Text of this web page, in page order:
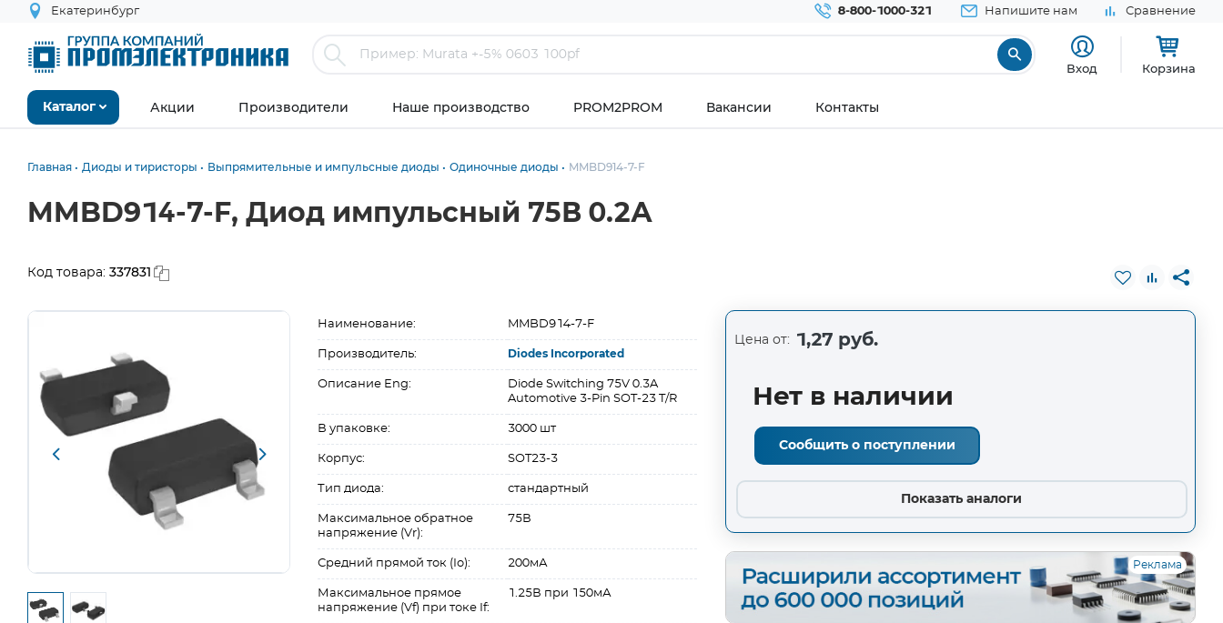
Екатеринбург 8-800-1000-321 Напишите нам Сравнение
Вход Корзина
Каталог Акции Производители Наше производство PROM2PROM Вакансии Контакты
Главная Диоды и тиристоры Выпрямительные и импульсные диоды Одиночные диоды MMBD914-7-F
MMBD914-7-F, Диод импульсный 75В 0.2А
Код товара: 337831
Наименование: MMBD914-7-F
Производитель: Diodes Incorporated
Описание Eng:
Diode Switching 75V 0.3A
Automotive 3-Pin SOT-23 T/R
В упаковке: 3000 шт
Корпус: SOT23-3
Тип диода: стандартный
Максимальное обратное
напряжение (Vr):
75В
Средний прямой ток (Io): 200мА
Максимальное прямое
напряжение (Vf) при токе If:
1.25В при 150мА
Цена от: 1,27 руб.
Нет в наличии
Сообщить о поступлении
Показать аналоги
Реклама